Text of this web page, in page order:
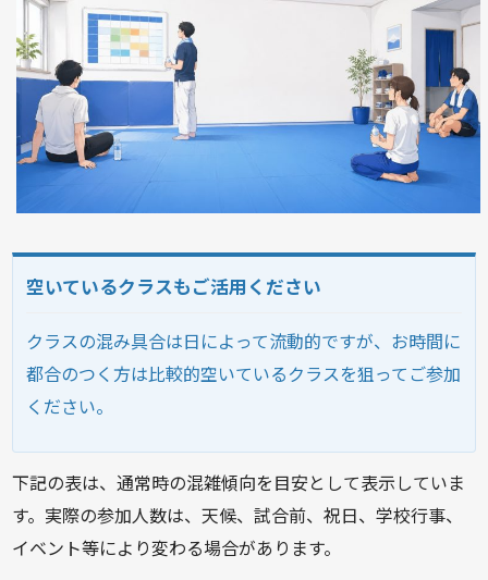
空いているクラスもご活用ください
クラスの混み具合は日によって流動的ですが、お時間に
都合のつく方は比較的空いているクラスを狙ってご参加
ください。
下記の表は、通常時の混雑傾向を目安として表示していま
す。実際の参加人数は、天候、試合前、祝日、学校行事、
イベント等により変わる場合があります。